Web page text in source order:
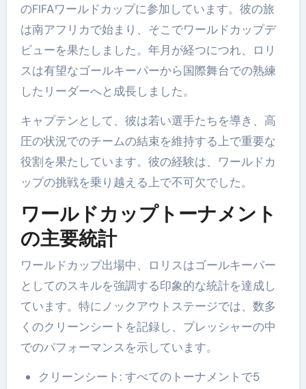
のFIFAワールドカップに参加しています。彼の旅
は南アフリカで始まり、そこでワールドカップデ
ビューを果たしました。年月が経つにつれ、ロリ
スは有望なゴールキーパーから国際舞台での熟練
したリーダーへと成長しました。
キャプテンとして、彼は若い選手たちを導き、高
圧の状況でのチームの結束を維持する上で重要な
役割を果たしています。彼の経験は、ワールドカ
ップの挑戦を乗り越える上で不可欠でした。
ワールドカップトーナメント
の主要統計
ワールドカップ出場中、ロリスはゴールキーパー
としてのスキルを強調する印象的な統計を達成し
ています。特にノックアウトステージでは、数多
くのクリーンシートを記録し、プレッシャーの中
でのパフォーマンスを示しています。
クリーンシート: すべてのトーナメントで5